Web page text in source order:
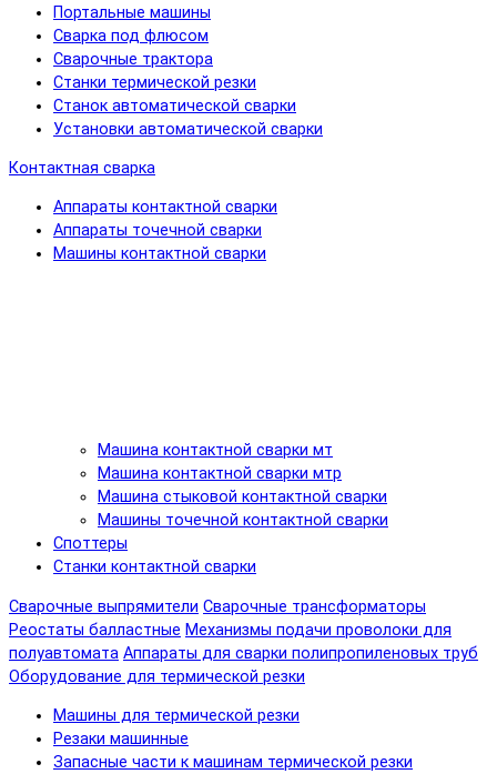
Портальные машины
Сварка под флюсом
Сварочные трактора
Станки термической резки
Станок автоматической сварки
Установки автоматической сварки
Контактная сварка
Аппараты контактной сварки
Аппараты точечной сварки
Машины контактной сварки
Машина контактной сварки мт
Машина контактной сварки мтр
Машина стыковой контактной сварки
Машины точечной контактной сварки
Споттеры
Станки контактной сварки
Сварочные выпрямители Сварочные трансформаторы
Реостаты балластные Механизмы подачи проволоки для
полуавтомата Аппараты для сварки полипропиленовых труб
Оборудование для термической резки
Машины для термической резки
Резаки машинные
Запасные части к машинам термической резки